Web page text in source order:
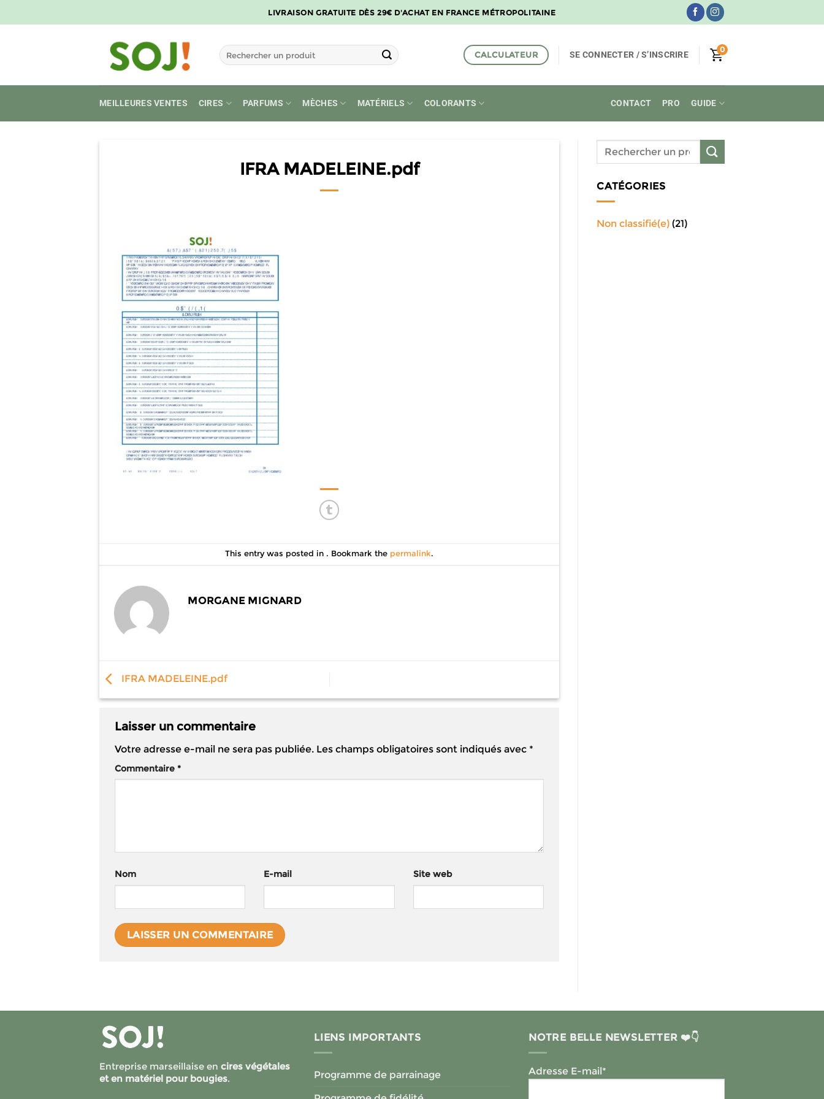
au
LIVRAISON GRATUITE DÈS 29€ D'ACHAT EN FRANCE MÉTROPOLITAINE
Recherche
pour :
CALCULATEUR SE CONNECTER / S’INSCRIRE 0
MEILLEURES VENTES CIRES PARFUMS MÈCHES MATÉRIELS COLORANTS CONTACT PRO GUIDE
IFRA MADELEINE.pdf
This entry was posted in . Bookmark the permalink.
MORGANE MIGNARD
IFRA MADELEINE.pdf
Laisser un commentaire
Votre adresse e-mail ne sera pas publiée. Les champs obligatoires sont indiqués avec *
Commentaire *
Nom E-mail Site web
CATÉGORIES
Non classifié(e) (21)
Entreprise marseillaise en cires végétales
et en matériel pour bougies.
LIENS IMPORTANTS
Programme de parrainage
NOTRE BELLE NEWSLETTER ❤️👇
Adresse E-mail*